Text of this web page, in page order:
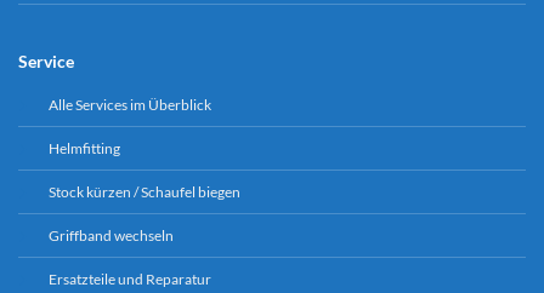
Service
Alle Services im Überblick
Helmfitting
Stock kürzen / Schaufel biegen
Griffband wechseln
Ersatzteile und Reparatur